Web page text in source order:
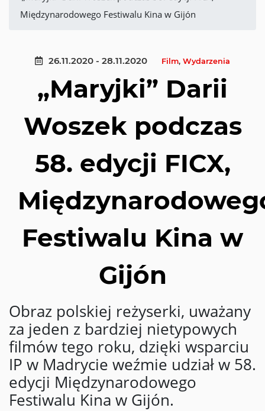
Międzynarodowego Festiwalu Kina w Gijón
26.11.2020 - 28.11.2020 Film, Wydarzenia
„Maryjki” Darii
Woszek podczas
58. edycji FICX,
Festiwalu Kina w
Gijón
Obraz polskiej reżyserki, uważany
za jeden z bardziej nietypowych
filmów tego roku, dzięki wsparciu
IP w Madrycie weźmie udział w 58.
edycji Międzynarodowego
Festiwalu Kina w Gijón.